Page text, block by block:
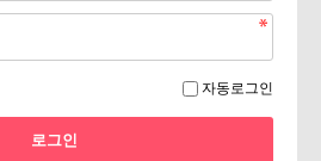
자동로그인